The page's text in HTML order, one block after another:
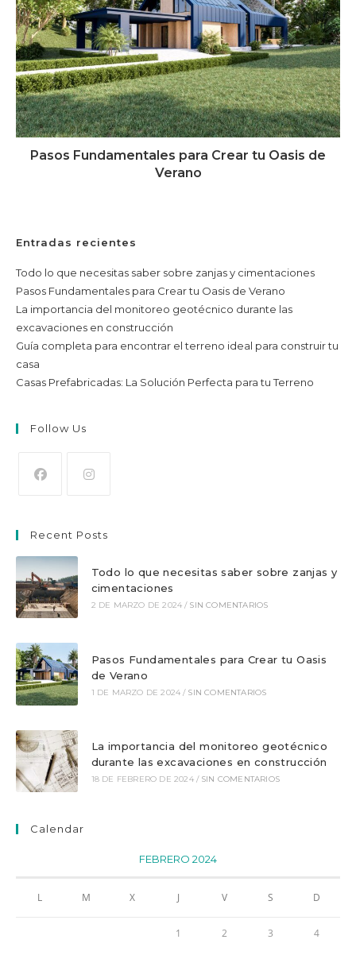
Pasos Fundamentales para Crear tu Oasis de
Verano
Entradas recientes
Todo lo que necesitas saber sobre zanjas y cimentaciones
Pasos Fundamentales para Crear tu Oasis de Verano
La importancia del monitoreo geotécnico durante las
excavaciones en construcción
Guía completa para encontrar el terreno ideal para construir tu
casa
Casas Prefabricadas: La Solución Perfecta para tu Terreno
Follow Us
en
una
nueva
pestaña
una
nueva
pestaña
Recent Posts
Todo lo que necesitas saber sobre zanjas y
cimentaciones
2 DE MARZO DE 2024 / SIN COMENTARIOS
Pasos Fundamentales para Crear tu Oasis
de Verano
1 DE MARZO DE 2024 / SIN COMENTARIOS
La importancia del monitoreo geotécnico
durante las excavaciones en construcción
18 DE FEBRERO DE 2024 / SIN COMENTARIOS
Calendar
FEBRERO 2024
L M X J V S D
1 2 3 4